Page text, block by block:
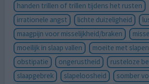
handen trillen of trillen tijdens het rusten
irrationele angst
lichte duizeligheid
maagpijn voor misselijkheid/braken
moeilijk in slaap vallen
moeite met slapen
obstipatie
ongerustheid
rusteloze
slaapgebrek
slapeloosheid
somber